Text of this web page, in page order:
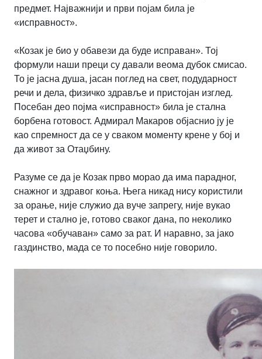
предмет. Најважнији и први појам била је
«исправност».
«Козак је био у обавези да буде исправан». Тој
формули наши преци су давали веома дубок смисао.
То је јасна душа, јасан поглед на свет, подударност
речи и дела, физичко здравље и пристојан изглед.
Посебан део појма «исправност» била је стална
борбена готовост. Адмирал Макаров објаснио ју је
као спремност да се у сваком моменту крене у бој и
да живот за Отаџбину.
Разуме се да је Козак прво морао да има парадног,
снажног и здравог коња. Њега никад нису користили
за орање, није служио да вуче запрегу, није вукао
терет и стално је, готово сваког дана, по неколико
часова «обучаван» само за рат. И наравно, за јако
газдинство, мада се то посебно није говорило.